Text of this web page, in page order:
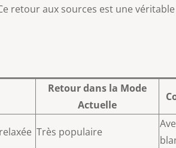
retour aux sources est une
Retour dans la Mode
Actuelle
Très populaire